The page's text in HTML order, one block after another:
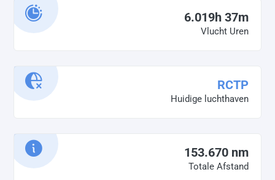
6.019h 37m
Vlucht Uren
RCTP
Huidige luchthaven
153.670 nm
Totale Afstand